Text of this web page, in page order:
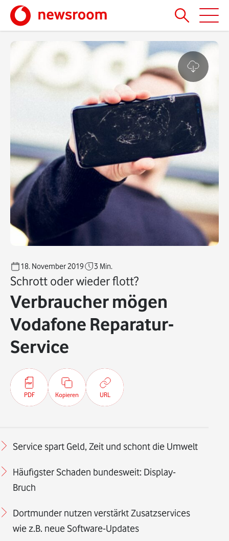
18. November 2019 3 Min.
Schrott oder wieder flott?
Verbraucher mögen
Vodafone Reparatur-
Service
PDF Kopieren URL
Service spart Geld, Zeit und schont die Umwelt
Häufigster Schaden bundesweit: Display-
Bruch
Dortmunder nutzen verstärkt Zusatzservices
wie z.B. neue Software-Updates